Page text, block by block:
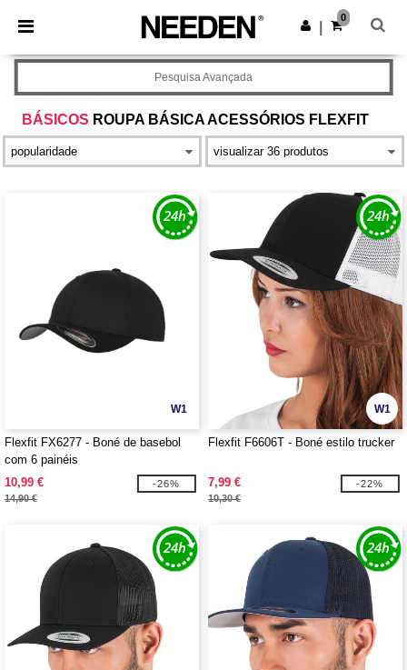
× App Needen
Melhores preços na app!
Obter app
0
BÁSICOS ROUPA BÁSICA ACESSÓRIOS FLEXFIT
Pesquisa Avançada
W1
Flexfit FX6277 - Boné de basebol
com 6 painéis
10,99 €
14,90 €
-26%
W1
Flexfit F6606T - Boné estilo trucker
7,99 €
10,30 €
-22%